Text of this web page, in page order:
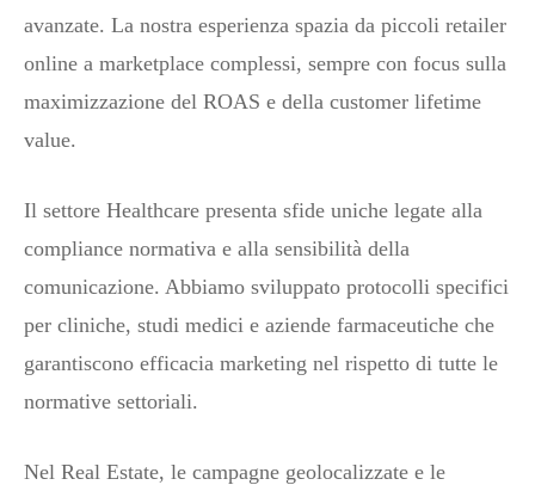
avanzate. La nostra esperienza spazia da piccoli retailer
online a marketplace complessi, sempre con focus sulla
maximizzazione del ROAS e della customer lifetime
value.
Il settore Healthcare presenta sfide uniche legate alla
compliance normativa e alla sensibilità della
comunicazione. Abbiamo sviluppato protocolli specifici
per cliniche, studi medici e aziende farmaceutiche che
garantiscono efficacia marketing nel rispetto di tutte le
normative settoriali.
Nel Real Estate, le campagne geolocalizzate e le